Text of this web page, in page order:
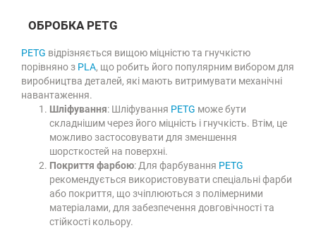
ОБРОБКА PETG
PETG відрізняється вищою міцністю та гнучкістю
порівняно з PLA, що робить його популярним вибором для
виробництва деталей, які мають витримувати механічні
навантаження.
Шліфування: Шліфування PETG може бути
складнішим через його міцність і гнучкість. Втім, це
можливо застосовувати для зменшення
шорсткостей на поверхні.
Покриття фарбою: Для фарбування PETG
рекомендується використовувати спеціальні фарби
або покриття, що зчіплюються з полімерними
матеріалами, для забезпечення довговічності та
стійкості кольору.